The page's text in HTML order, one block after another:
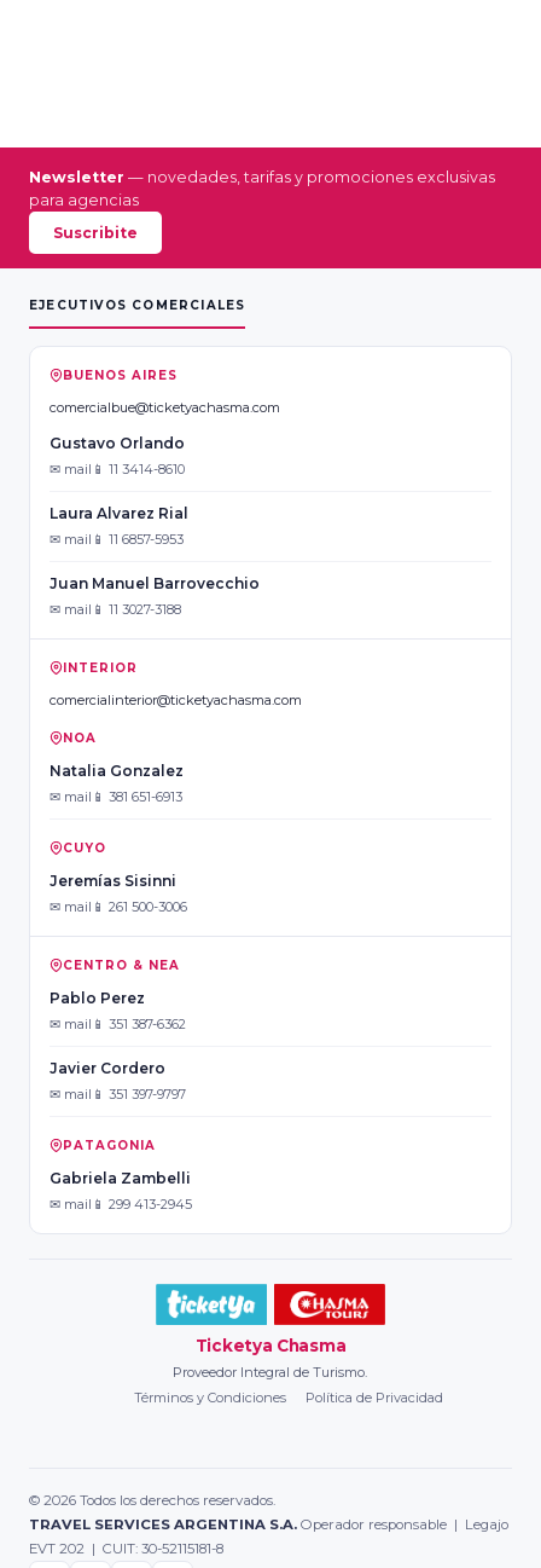
Newsletter — novedades, tarifas y promociones exclusivas
para agencias
Suscribite
EJECUTIVOS COMERCIALES
BUENOS AIRES
comercialbue@ticketyachasma.com
Gustavo Orlando
✉ mail 📱 11 3414-8610
Laura Alvarez Rial
✉ mail 📱 11 6857-5953
Juan Manuel Barrovecchio
✉ mail 📱 11 3027-3188
INTERIOR
comercialinterior@ticketyachasma.com
NOA
Natalia Gonzalez
✉ mail 📱 381 651-6913
CUYO
Jeremías Sisinni
✉ mail 📱 261 500-3006
CENTRO & NEA
Pablo Perez
✉ mail 📱 351 387-6362
Javier Cordero
✉ mail 📱 351 397-9797
PATAGONIA
Gabriela Zambelli
✉ mail 📱 299 413-2945
Ticketya Chasma
Proveedor Integral de Turismo.
Términos y Condiciones
Política de Privacidad
© 2026 Todos los derechos reservados.
TRAVEL SERVICES ARGENTINA S.A. Operador responsable | Legajo
EVT 202 | CUIT: 30-52115181-8